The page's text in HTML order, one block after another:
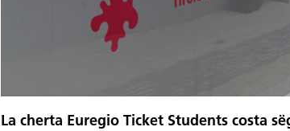
La cherta Euregio Ticket Students costa